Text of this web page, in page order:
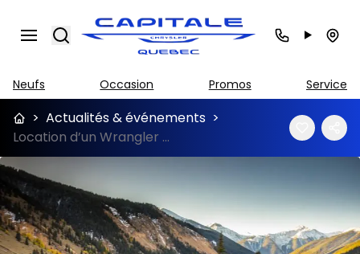
Search
Neufs Occasion Promos Service
> Actualités & événements >
Location d’un Wrangler 2019: les avantages